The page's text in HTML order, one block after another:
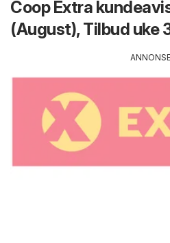
Coop Extra
(August), Tilbud uke